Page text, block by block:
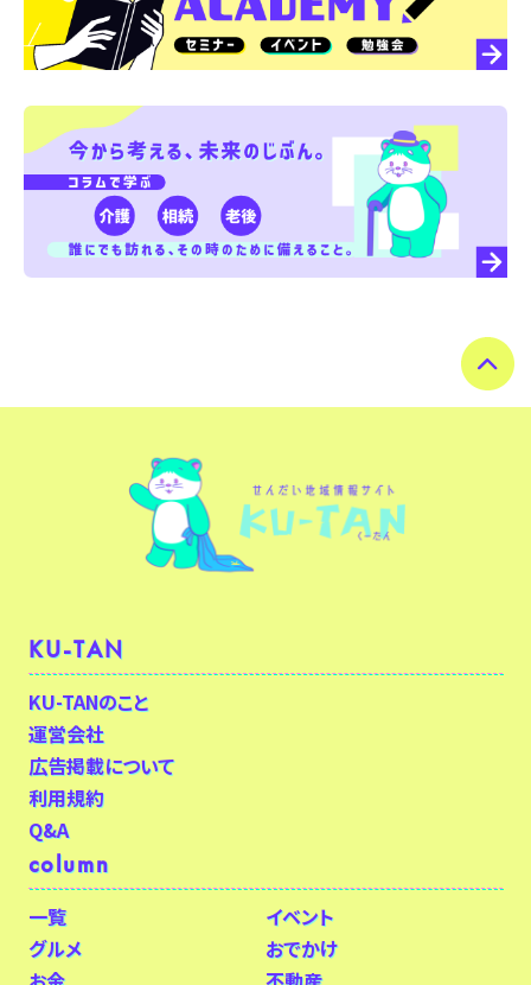
KU-TAN
KU-TANのこと
運営会社
広告掲載について
利用規約
Q&A
column
一覧
イベント
グルメ
おでかけ